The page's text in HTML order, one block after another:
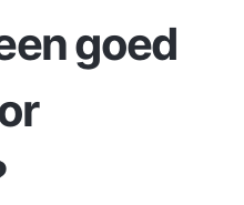
goed